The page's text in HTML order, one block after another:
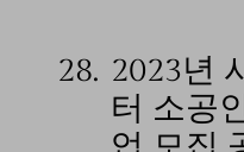
28. 2023년
터 소공